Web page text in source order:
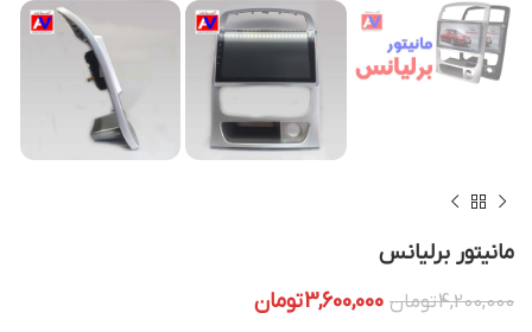
مانیتور برلیانس
4,200,000تومان 3,600,000تومان